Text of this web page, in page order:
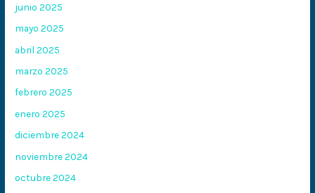
junio 2025
mayo 2025
abril 2025
marzo 2025
febrero 2025
enero 2025
diciembre 2024
noviembre 2024
octubre 2024